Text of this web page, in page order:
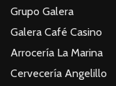
Grupo Galera
Galera Café Casino
Arrocería La Marina
Cervecería Angelillo